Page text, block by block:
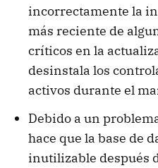
incorrectamente la
más reciente de
críticos en la
desinstala los
activos durante el
Debido a un
hace que la base de
inutilizable después